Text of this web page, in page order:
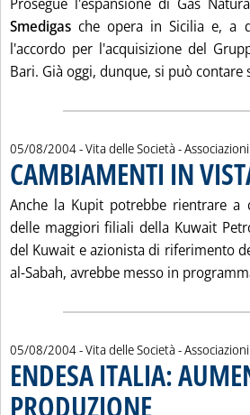
Smedigas che opera in Sicilia e, a
l'accordo per l'acquisizione del
Bari. Già oggi, dunque, si può contare
05/08/2004- Vita delle Società - Associazioni
CAMBIAMENTI IN
Anche la Kupit potrebbe rientrare a
delle maggiori filiali della Kuwait
del Kuwait e azionista di riferimento
al-Sabah, avrebbe messo in
05/08/2004- Vita delle Società - Associazioni
ENDESA ITALIA:
PRODUZIONE